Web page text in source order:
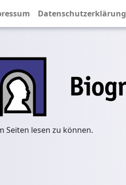
Datenschutzerklärung
Seiten lesen zu können.